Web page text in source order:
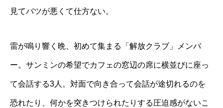
見てバツが悪くて仕方ない。
雷が鳴り響く晩、初めて集まる「解放クラブ」メンバ
ー。サンミンの希望でカフェの窓辺の席に横並びに座っ
て会話する3人。対面で向き合って会話が途切れるのを
恐れたり、何かを突きつけられたりする圧迫感がないこ